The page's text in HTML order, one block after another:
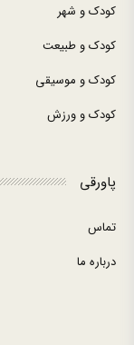
کودک و شهر
کودک و طبیعت
کودک و موسیقی
کودک و ورزش
پاورقی
تماس
درباره ما